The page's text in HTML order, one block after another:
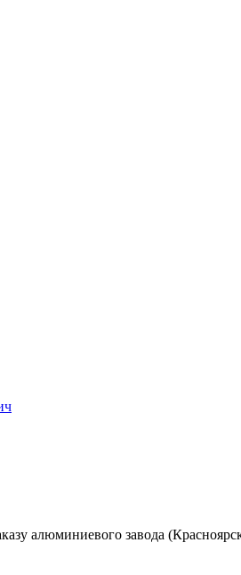
алюминиевого завода